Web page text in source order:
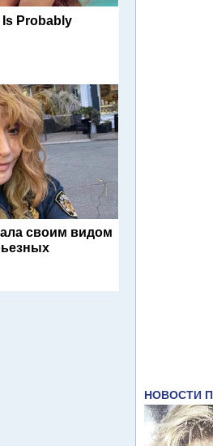
Probably
своим видом